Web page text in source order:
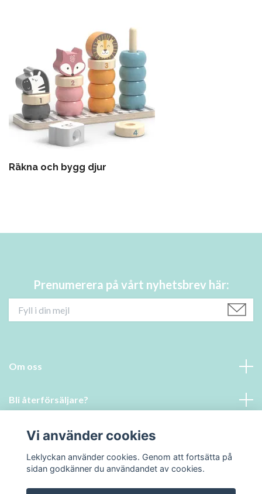
Räkna och bygg djur
Prenumerera på vårt nyhetsbrev här:
Om oss
Bli återförsäljare?
Läs mer
Social Media
Vi använder cookies
Leklyckan använder cookies. Genom att fortsätta på
sidan godkänner du användandet av cookies.